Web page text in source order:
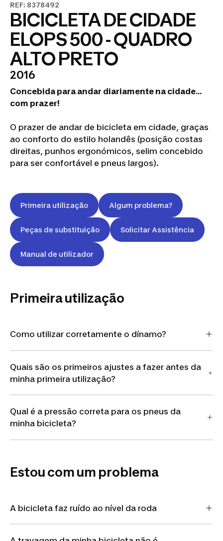
REF: 8378492
BICICLETA DE CIDADE
ELOPS 500 - QUADRO
ALTO PRETO
2016
Concebida para andar diariamente na cidade...
com prazer!
O prazer de andar de bicicleta em cidade, graças
ao conforto do estilo holandês (posição costas
direitas, punhos ergonómicos, selim concebido
para ser confortável e pneus largos).
Primeira utilização Algum problema?
Peças de substituição Solicitar Assistência
Manual de utilizador
Primeira utilização
Como utilizar corretamente o dínamo?
Quais são os primeiros ajustes a fazer antes da
minha primeira utilização?
Qual é a pressão correta para os pneus da
minha bicicleta?
Estou com um problema
A bicicleta faz ruído ao nível da roda